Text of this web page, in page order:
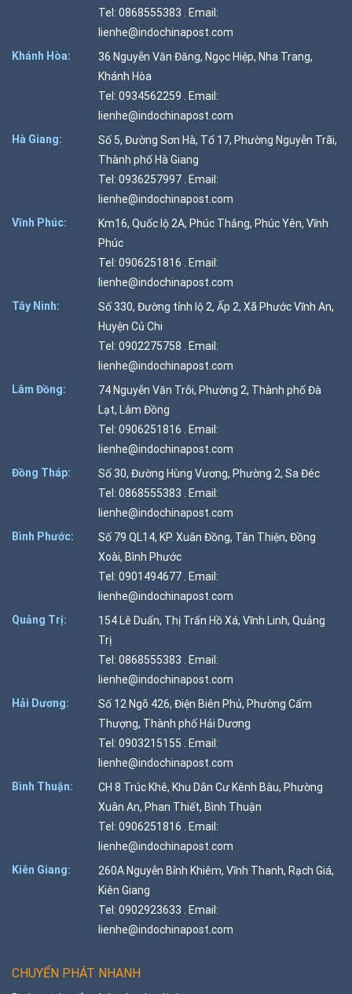
Tel: 0868555383 . Email:
lienhe@indochinapost.com
Khánh Hòa:
36 Nguyễn Văn Đăng, Ngọc Hiệp, Nha Trang,
Khánh Hòa
Tel: 0934562259 . Email:
lienhe@indochinapost.com
Hà Giang:
Số 5, Đường Sơn Hà, Tổ 17, Phường Nguyễn Trãi,
Thành phố Hà Giang
Tel: 0936257997 . Email:
lienhe@indochinapost.com
Vĩnh Phúc:
Km16, Quốc lộ 2A, Phúc Thắng, Phúc Yên, Vĩnh
Phúc
Tel: 0906251816 . Email:
lienhe@indochinapost.com
Tây Ninh:
Số 330, Đường tỉnh lộ 2, Ấp 2, Xã Phước Vĩnh An,
Huyện Củ Chi
Tel: 0902275758 . Email:
lienhe@indochinapost.com
Lâm Đồng:
74 Nguyễn Văn Trỗi, Phường 2, Thành phố Đà
Lạt, Lâm Đồng
Tel: 0906251816 . Email:
lienhe@indochinapost.com
Đồng Tháp:
Số 30, Đường Hùng Vương, Phường 2, Sa Đéc
Tel: 0868555383 . Email:
lienhe@indochinapost.com
Bình Phước:
Số 79 QL14, KP. Xuân Đồng, Tân Thiện, Đồng
Xoài, Bình Phước
Tel: 0901494677 . Email:
lienhe@indochinapost.com
Quảng Trị:
154 Lê Duẩn, Thị Trấn Hồ Xá, Vĩnh Linh, Quảng
Trị
Tel: 0868555383 . Email:
lienhe@indochinapost.com
Hải Dương:
Số 12 Ngõ 426, Điện Biên Phủ, Phường Cẩm
Thượng, Thành phố Hải Dương
Tel: 0903215155 . Email:
lienhe@indochinapost.com
Bình Thuận:
CH 8 Trúc Khê, Khu Dân Cư Kênh Bàu, Phường
Xuân An, Phan Thiết, Bình Thuận
Tel: 0906251816 . Email:
lienhe@indochinapost.com
Kiên Giang:
260A Nguyễn Bỉnh Khiêm, Vĩnh Thanh, Rạch Giá,
Kiên Giang
Tel: 0902923633 . Email:
lienhe@indochinapost.com
CHUYỂN PHÁT NHANH